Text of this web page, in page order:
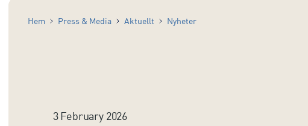
Hem Press & Media Aktuellt Nyheter
3 February 2026